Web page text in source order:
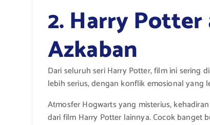
2. Harry
Azkaban
Dari seluruh seri Harry Potter, film ini sering
lebih serius, dengan konflik emosional yang
Atmosfer Hogwarts yang misterius,
dari film Harry Potter lainnya. Cocok banget